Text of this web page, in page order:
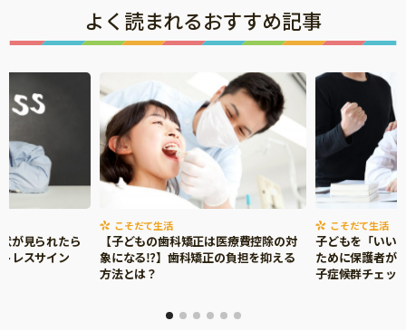
よく読まれるおすすめ記事
が見られたら
レスサイン
こそだて生活
【子どもの歯科矯正は医療費控除の対
象になる⁉】歯科矯正の負担を抑える
方法とは？
こそだて生活
子どもを「いい
ために保護者が
子症候群チェッ